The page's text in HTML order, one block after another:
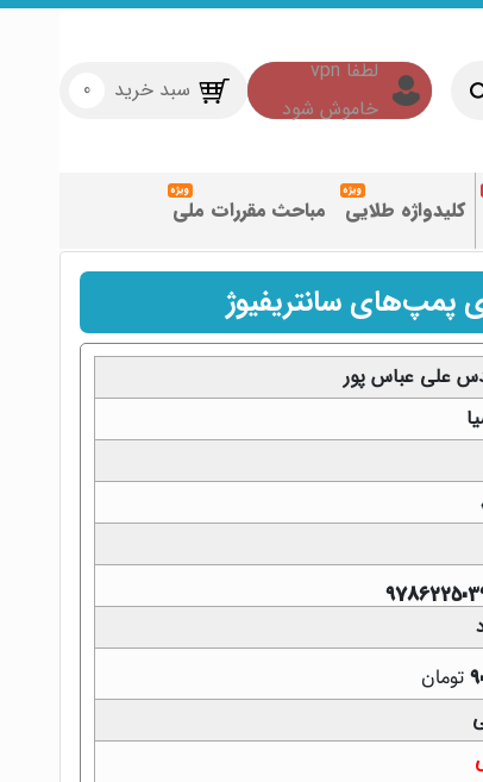
سبد خرید 0
کلیدواژه طلایی مباحث مقررات ملی
سانتریفیوژ
علی عباس پور
تومان